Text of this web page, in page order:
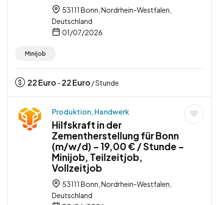
53111 Bonn, Nordrhein-Westfalen,
Deutschland
01/07/2026
Minijob
22Euro - 22Euro / Stunde
Produktion, Handwerk
Hilfskraft in der
Zementherstellung für Bonn
(m/w/d) – 19,00 € / Stunde –
Minijob, Teilzeitjob,
Vollzeitjob
53111 Bonn, Nordrhein-Westfalen,
Deutschland